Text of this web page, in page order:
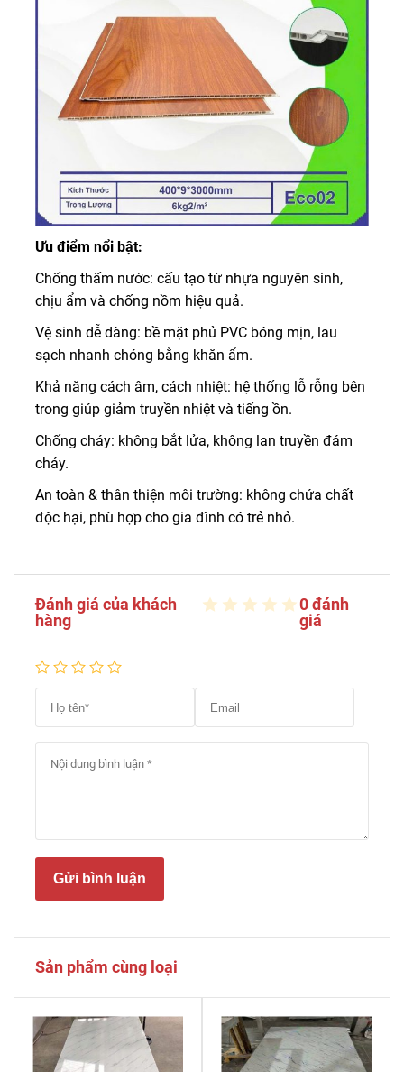
Ưu điểm nổi bật:
Chống thấm nước: cấu tạo từ nhựa nguyên sinh,
chịu ẩm và chống nồm hiệu quả.
Vệ sinh dễ dàng: bề mặt phủ PVC bóng mịn, lau
sạch nhanh chóng bằng khăn ẩm.
Khả năng cách âm, cách nhiệt: hệ thống lỗ rỗng bên
trong giúp giảm truyền nhiệt và tiếng ồn.
Chống cháy: không bắt lửa, không lan truyền đám
cháy.
An toàn & thân thiện môi trường: không chứa chất
độc hại, phù hợp cho gia đình có trẻ nhỏ.
Đánh giá của khách
hàng
0 đánh
giá
Gửi bình luận
Sản phẩm cùng loại